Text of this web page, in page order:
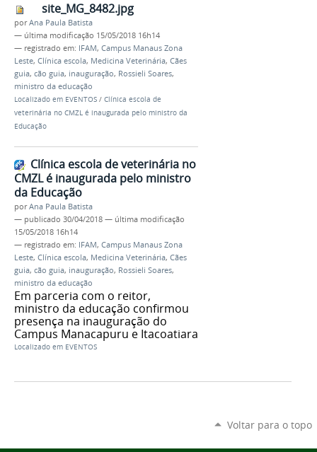
site_MG_8482.jpg
porAna Paula Batista
— última modificação 15/05/2018 16h14
— registrado em: IFAM, Campus Manaus Zona
Leste, Clínica escola, Medicina Veterinária, Cães
guia, cão guia, inauguração, Rossieli Soares,
ministro da educação
Localizado em EVENTOS / Clínica escola de
veterinária no CMZL é inaugurada pelo ministro da
Educação
Clínica escola de veterinária no
CMZL é inaugurada pelo ministro
da Educação
porAna Paula Batista
— publicado 30/04/2018 — última modificação
15/05/2018 16h14
— registrado em: IFAM, Campus Manaus Zona
Leste, Clínica escola, Medicina Veterinária, Cães
guia, cão guia, inauguração, Rossieli Soares,
ministro da educação
Em parceria com o reitor,
ministro da educação confirmou
presença na inauguração do
Campus Manacapuru e Itacoatiara
Localizado em EVENTOS
Voltar para o topo